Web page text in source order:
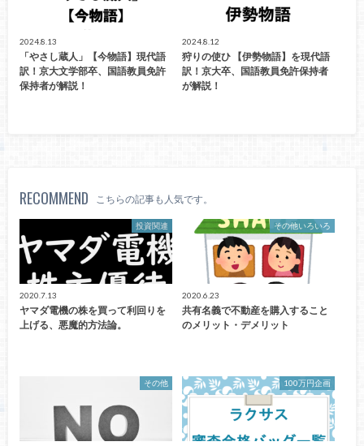
2024.8.13
「やさし蔵人」【今物語】現代語
訳！京大文学部卒、国語教員免許
保持者が解説！
2024.8.12
狩りの使ひ 【伊勢物語】を現代語
訳！京大卒、国語教員免許保持者
が解説！
RECOMMEND こちらの記事も人気です。
投資関連
2020.7.13
ヤマダ電機の株を買って利回りを
上げる、悪魔的方法論。
その他いろいろ
2020.6.23
共有名義で不動産を購入すること
のメリット・デメリット
その他 100万円企画